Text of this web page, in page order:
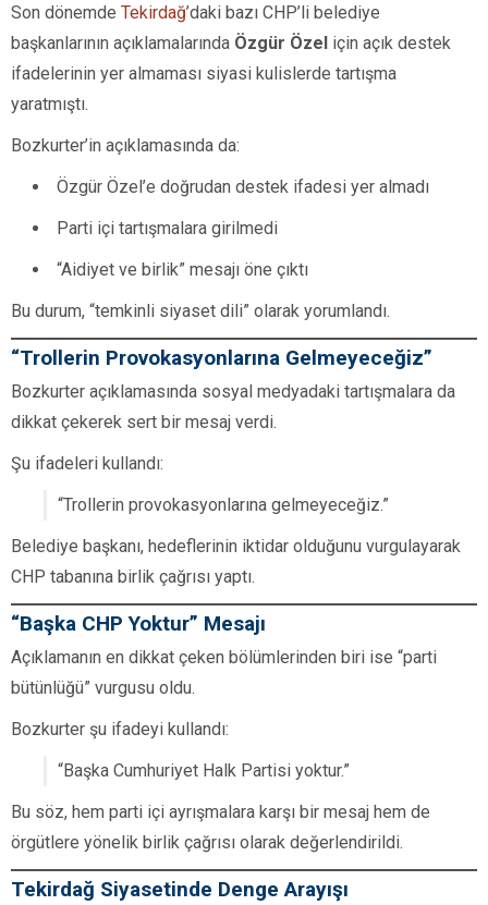
Son dönemde Tekirdağ’daki bazı CHP’li belediye
başkanlarının açıklamalarında Özgür Özel için açık destek
ifadelerinin yer almaması siyasi kulislerde tartışma
yaratmıştı.
Bozkurter’in açıklamasında da:
Özgür Özel’e doğrudan destek ifadesi yer almadı
Parti içi tartışmalara girilmedi
“Aidiyet ve birlik” mesajı öne çıktı
Bu durum, “temkinli siyaset dili” olarak yorumlandı.
“Trollerin Provokasyonlarına Gelmeyeceğiz”
Bozkurter açıklamasında sosyal medyadaki tartışmalara da
dikkat çekerek sert bir mesaj verdi.
Şu ifadeleri kullandı:
“Trollerin provokasyonlarına gelmeyeceğiz.”
Belediye başkanı, hedeflerinin iktidar olduğunu vurgulayarak
CHP tabanına birlik çağrısı yaptı.
“Başka CHP Yoktur” Mesajı
Açıklamanın en dikkat çeken bölümlerinden biri ise “parti
bütünlüğü” vurgusu oldu.
Bozkurter şu ifadeyi kullandı:
“Başka Cumhuriyet Halk Partisi yoktur.”
Bu söz, hem parti içi ayrışmalara karşı bir mesaj hem de
örgütlere yönelik birlik çağrısı olarak değerlendirildi.
Tekirdağ Siyasetinde Denge Arayışı